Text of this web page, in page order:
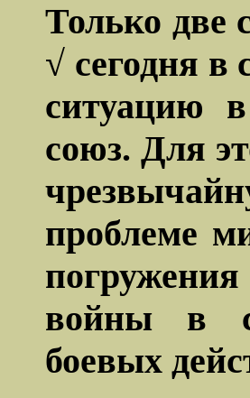
Только две
√ сегодня в
ситуацию
союз. Для
проблеме
войны в
боевых